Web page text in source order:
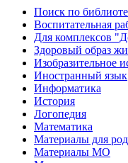
Поиск по
Воспитательная
Для комплексов
Здоровый образ
Изобразительное
Иностранный язык
Информатика
История
Логопедия
Математика
Материалы для
Материалы МО